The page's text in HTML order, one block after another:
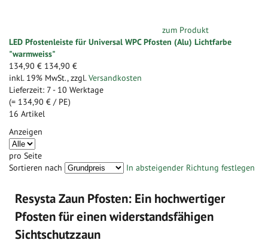
zum Produkt
LED Pfostenleiste für Universal WPC Pfosten (Alu) Lichtfarbe
"warmweiss"
134,90 € 134,90 €
inkl. 19% MwSt., zzgl. Versandkosten
Lieferzeit: 7 - 10 Werktage
(= 134,90 € / PE)
16 Artikel
Anzeigen
pro Seite
Sortieren nach
In absteigender Richtung festlegen
Resysta Zaun Pfosten: Ein hochwertiger
Pfosten für einen widerstandsfähigen
Sichtschutzzaun